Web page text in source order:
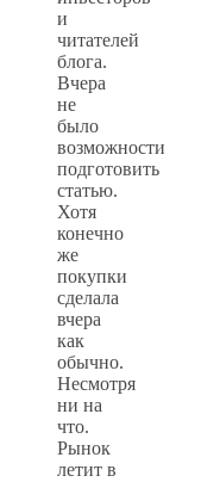
и
читателей
блога.
Вчера
не
было
возможности
подготовить
статью.
Хотя
конечно
же
покупки
сделала
вчера
как
обычно.
Несмотря
ни на
что.
Рынок
летит в